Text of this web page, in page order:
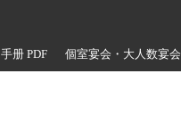
手册 PDF 個室宴会・大人数宴会